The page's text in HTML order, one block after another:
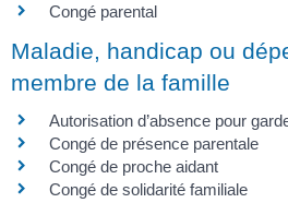
Congé parental
Maladie, handicap ou
membre de la famille
Autorisation d’absence pour
Congé de présence parentale
Congé de proche aidant
Congé de solidarité familiale